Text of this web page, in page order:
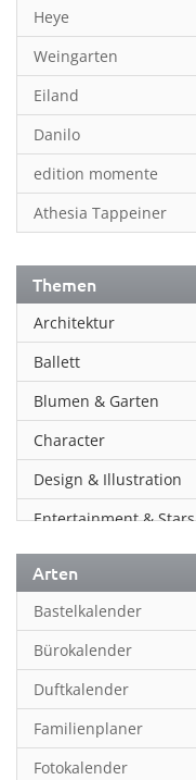
Heye
Weingarten
Eiland
Danilo
edition momente
Athesia Tappeiner
Themen
Architektur
Ballett
Blumen & Garten
Character
Design & Illustration
Entertainment & Stars
Erotik
Essen & Trinken
Familienplaner
Fantasy
Film
Fotokunst
Arten
Bastelkalender
Bürokalender
Duftkalender
Familienplaner
Fotokalender